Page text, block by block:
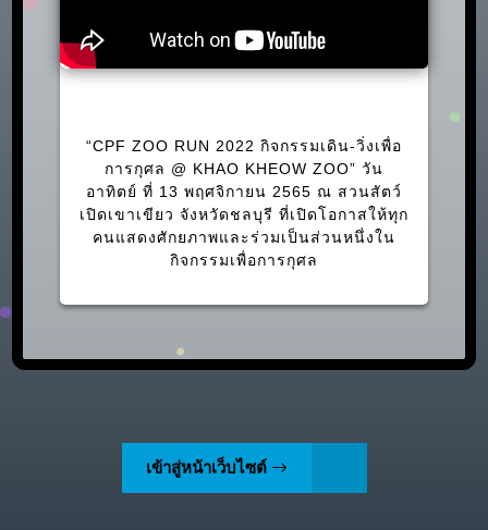
“CPF ZOO RUN 2022 กิจกรรมเดิน-วิ่งเพื่อ
การกุศล @ KHAO KHEOW ZOO” วัน
อาทิตย์ ที่ 13 พฤศจิกายน 2565 ณ สวนสัตว์
เปิดเขาเขียว จังหวัดชลบุรี ที่เปิดโอกาสให้ทุก
คนแสดงศักยภาพและร่วมเป็นส่วนหนึ่งใน
กิจกรรมเพื่อการกุศล
เข้าสู่หน้าเว็บไซต์